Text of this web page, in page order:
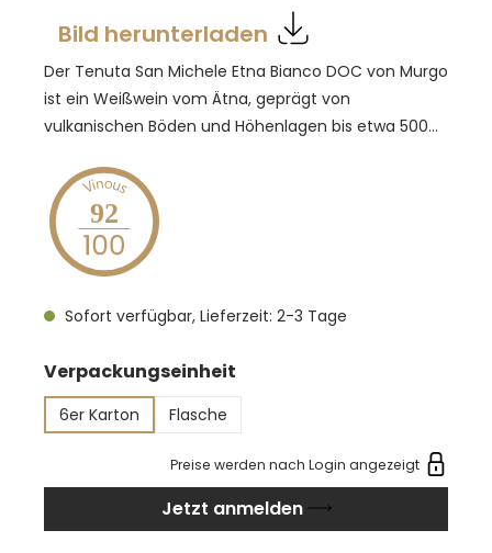
Bild herunterladen
Der Tenuta San Michele Etna Bianco DOC von Murgo
ist ein Weißwein vom Ätna, geprägt von
vulkanischen Böden und Höhenlagen bis etwa 500
wodurch Struktur, Frische und aromatische
Komplexität entstehen. Die Trauben stammen aus
ausgewählten Parzellen der Tenuta San Michele und
werden schonend verarbeitet, mit
teilweisem Ausbau im Holz zur Steigerung von
strohgelbe Farbe. Das Bouquet ist floral geprägt mit
Ginster, Kamille und weißen Blüten sowie grüner
Frucht. Am Gaumen wirkt der Wein frisch,
mineralisch, harmonisch und anhaltend, ein
Ausdruck des Etna-Terroirs.
92
Sofort verfügbar, Lieferzeit: 2-3 Tage
Verpackungseinheit
6er Karton Flasche
Preise werden nach Login angezeigt
Jetzt anmelden